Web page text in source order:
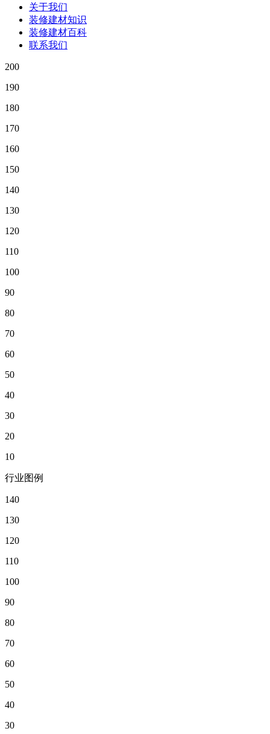
关于我们
装修建材知识
装修建材百科
联系我们
200
190
180
170
160
150
140
130
120
110
100
90
80
70
60
50
40
30
20
10
行业图例
140
130
120
110
100
90
80
70
60
50
40
30